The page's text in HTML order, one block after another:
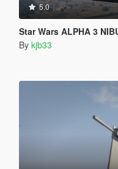
5.0
Star Wars ALPHA 3
By kjb33